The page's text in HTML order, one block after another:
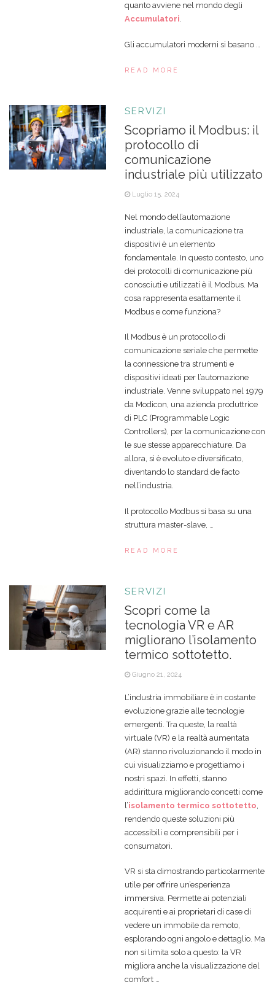
quanto avviene nel mondo degli
Accumulatori.
Gli accumulatori moderni si basano …
READ MORE
SERVIZI
Scopriamo il Modbus: il
protocollo di
comunicazione
industriale più utilizzato
Luglio 15, 2024
Nel mondo dell’automazione
industriale, la comunicazione tra
dispositivi è un elemento
fondamentale. In questo contesto, uno
dei protocolli di comunicazione più
conosciuti e utilizzati è il Modbus. Ma
cosa rappresenta esattamente il
Modbus e come funziona?
Il Modbus è un protocollo di
comunicazione seriale che permette
la connessione tra strumenti e
dispositivi ideati per l’automazione
industriale. Venne sviluppato nel 1979
da Modicon, una azienda produttrice
di PLC (Programmable Logic
Controllers), per la comunicazione con
le sue stesse apparecchiature. Da
allora, si è evoluto e diversificato,
diventando lo standard de facto
nell’industria.
Il protocollo Modbus si basa su una
struttura master-slave, …
READ MORE
SERVIZI
Scopri come la
tecnologia VR e AR
migliorano l’isolamento
termico sottotetto.
Giugno 21, 2024
L’industria immobiliare è in costante
evoluzione grazie alle tecnologie
emergenti. Tra queste, la realtà
virtuale (VR) e la realtà aumentata
(AR) stanno rivoluzionando il modo in
cui visualizziamo e progettiamo i
nostri spazi. In effetti, stanno
addirittura migliorando concetti come
l’isolamento termico sottotetto
rendendo queste soluzioni più
accessibili e comprensibili per i
consumatori.
VR si sta dimostrando particolarmente
utile per offrire un’esperienza
immersiva. Permette ai potenziali
acquirenti e ai proprietari di case di
vedere un immobile da remoto,
esplorando ogni angolo e dettaglio. Ma
non si limita solo a questo: la VR
migliora anche la visualizzazione del
comfort …